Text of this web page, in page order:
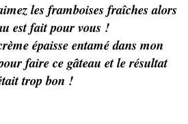
les framboises fraîches alors
est fait pour vous !
épaisse entamé dans mon
faire ce gâteau et le résultat
trop bon !